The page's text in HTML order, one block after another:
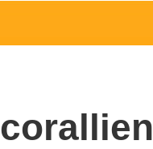
corallien